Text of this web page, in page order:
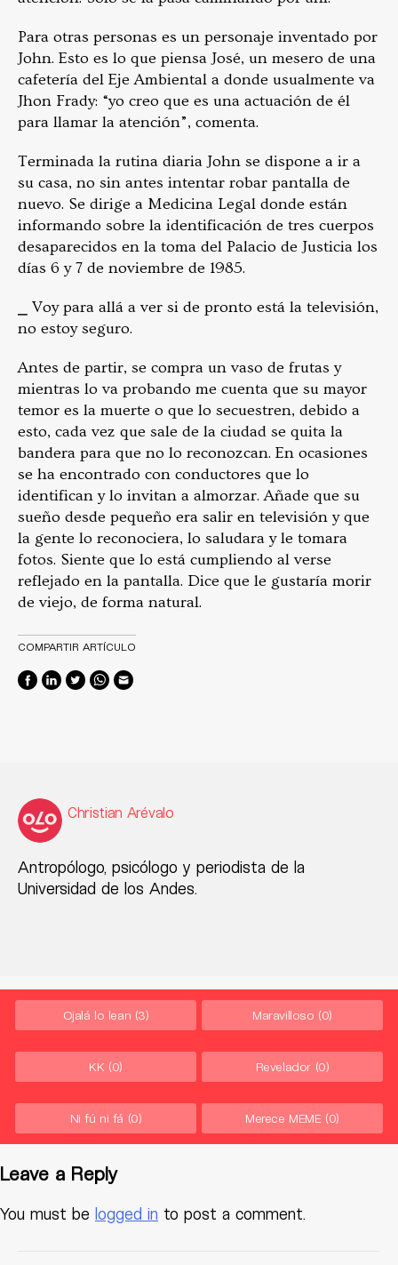
Para otras personas es un personaje inventado por
John. Esto es lo que piensa José, un mesero de una
cafetería del Eje Ambiental a donde usualmente va
Jhon Frady: “yo creo que es una actuación de él
para llamar la atención”, comenta.
Terminada la rutina diaria John se dispone a ir a
su casa, no sin antes intentar robar pantalla de
nuevo. Se dirige a Medicina Legal donde están
informando sobre la identificación de tres cuerpos
desaparecidos en la toma del Palacio de Justicia los
días 6 y 7 de noviembre de 1985.
⎯ Voy para allá a ver si de pronto está la televisión,
no estoy seguro.
Antes de partir, se compra un vaso de frutas y
mientras lo va probando me cuenta que su mayor
temor es la muerte o que lo secuestren, debido a
esto, cada vez que sale de la ciudad se quita la
bandera para que no lo reconozcan. En ocasiones
se ha encontrado con conductores que lo
identifican y lo invitan a almorzar. Añade que su
sueño desde pequeño era salir en televisión y que
la gente lo reconociera, lo saludara y le tomara
fotos. Siente que lo está cumpliendo al verse
reflejado en la pantalla. Dice que le gustaría morir
de viejo, de forma natural.
COMPARTIR ARTÍCULO
Christian Arévalo
Antropólogo, psicólogo y periodista de la
Universidad de los Andes.
Ojalá lo lean (3) Maravilloso (0)
KK (0) Revelador (0)
Ni fú ni fá (0) Merece MEME (0)
Leave a Reply
You must be logged in to post a comment.